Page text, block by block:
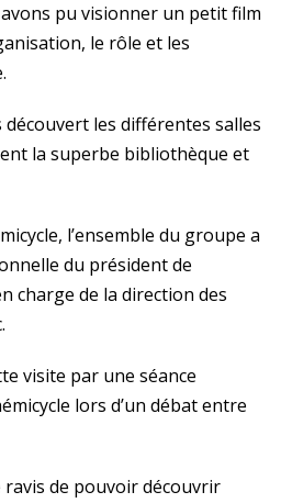
pu visionner un petit film
le rôle et les
les différentes salles
la superbe bibliothèque et
l’ensemble du groupe a
du président de
charge de la direction des
visite par une séance
lors d’un débat entre
de pouvoir découvrir